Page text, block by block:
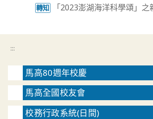
轉知 「2023澎湖海洋科學頌」
:::
馬高80週年校慶
馬高全國校友會
校務行政系統(日間)